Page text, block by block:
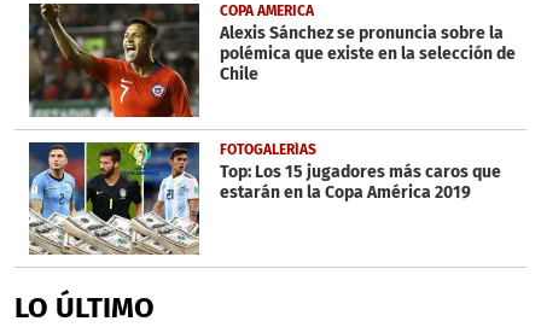
COPA AMERICA
Alexis Sánchez se pronuncia sobre la
polémica que existe en la selección de
Chile
FOTOGALERÍAS
Top: Los 15 jugadores más caros que
estarán en la Copa América 2019
LO ÚLTIMO